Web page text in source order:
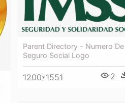
Parent Directory - Numero De
Seguro Social Logo
1200*1551 2